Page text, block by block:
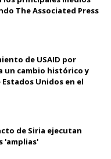
The Associated Press
de USAID por
un cambio histórico y
Unidos en el
de Siria ejecutan
'amplias'